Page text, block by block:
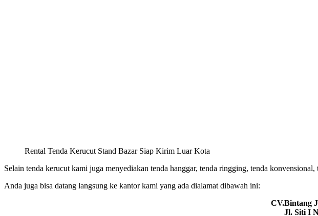
Rental Tenda Kerucut Stand Bazar Siap Kirim Luar Kota
Selain tenda kerucut kami juga menyediakan tenda hanggar, tenda ringging, tenda
Anda juga bisa datang langsung ke kantor kami yang ada dialamat dibawah ini:
CV.Bintang
Jl. Siti I